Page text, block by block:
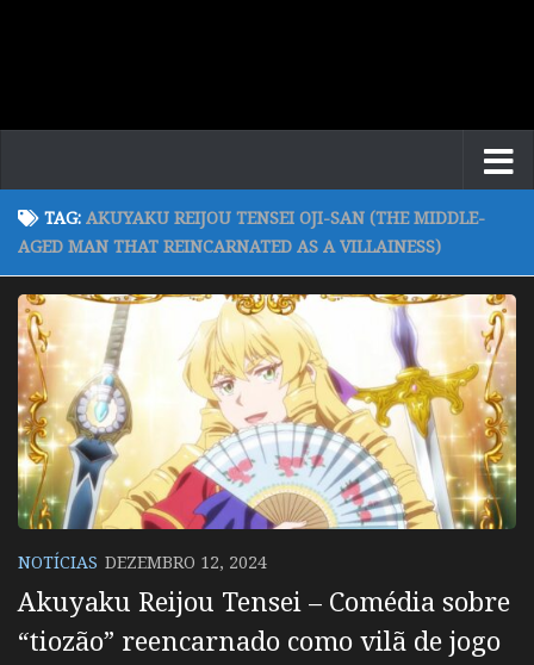
TAG: AKUYAKU REIJOU TENSEI OJI-SAN (THE MIDDLE-
AGED MAN THAT REINCARNATED AS A VILLAINESS)
NOTÍCIAS DEZEMBRO 12, 2024
Akuyaku Reijou Tensei – Comédia sobre
“tiozão” reencarnado como vilã de jogo